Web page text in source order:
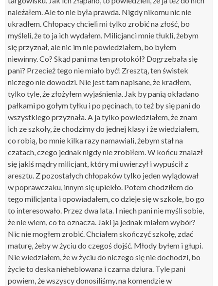
należałem. Ale to nie była prawda. Nigdy nikomu nic nie
ukradłem. Chłopacy chcieli mi tylko zrobić na złość, bo
myśleli, że to ja ich wydałem. Milicjanci mnie tłukli, żebym
się przyznał, ale nic im nie powiedziałem, bo byłem
niewinny. Co? Skąd pani ma ten protokół? Dogrzebała się
pani? Przecież tego nie miało być! Zresztą, ten świstek
niczego nie dowodzi. Nie jest tam napisane, że kradłem,
tylko tyle, że złożyłem wyjaśnienia. Jak by panią okładano
pałkami po gołym tyłku i po pęcinach, to też by się pani do
wszystkiego przyznała. A ja tylko powiedziałem, że znam
ich ze szkoły, że chodzimy do jednej klasy i że wiedziałem,
co robią, bo mnie kilka razy namawiali, żebym stał na
czatach, czego jednak nigdy nie zrobiłem. W końcu znalazł
się jakiś mądry milicjant, który mi uwierzył i wypuścił z
aresztu. Z pozostałych chłopaków tylko jeden wylądował
w poprawczaku, innym się upiekło. Potem chodziłem do
tego milicjanta i opowiadałem, co dzieje się w szkole, bo go
to interesowało. Przez dwa lata. I niech pani nie myśli sobie,
że nie wiem, co to oznacza. Jaki ja jednak miałem wybór?
Nic nie mogłem zrobić. Chciałem skończyć szkołę, zdać
maturę, żeby w życiu do czegoś dojść. Młody byłem i głupi.
Nie wiedziałem, że w życiu do niczego się nie dochodzi, bo
życie to deska nieheblowana i czarna dziura. Tyle pani
powiem, że wszyscy donosiliśmy, na komendzie w